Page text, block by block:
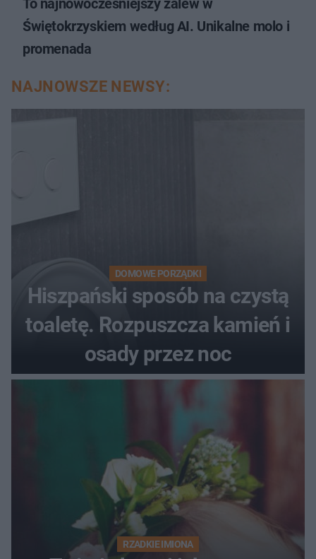
Świętokrzyskiem według AI. Unikalne molo i
promenada
NAJNOWSZE NEWSY:
DOMOWE PORZĄDKI
Hiszpański sposób na czystą
toaletę. Rozpuszcza kamień i
osady przez noc
RZADKIE IMIONA